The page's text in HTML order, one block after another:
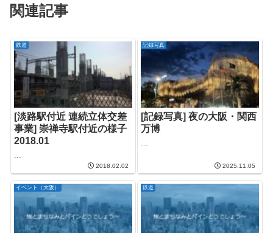
関連記事
鉄道
[淡路駅付近 連続立体交差
事業] 崇禅寺駅付近の様子
2018.01
2018.02.02
記録写真
[記録写真] 夜の大阪・関西
万博
2025.11.05
イベント（大阪） 鉄道